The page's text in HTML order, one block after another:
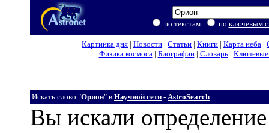
по текстам по ключевым
Картинка дня | Новости | Статьи | Книги | Карта неба |
Физика космоса| Биографии| Словарь| Ключевые
Искать слово "Орион" в Научной сети - AstroSearch
Вы искали